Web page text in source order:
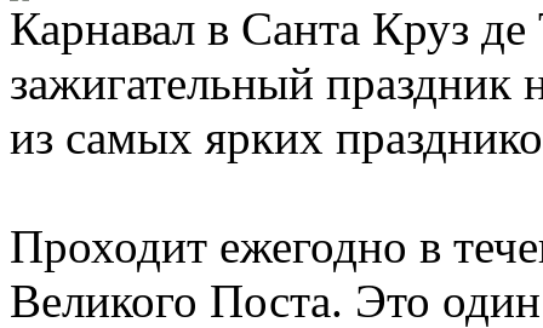
Карнавал в Санта Круз
зажигательный праздник
из самых ярких
Проходит ежегодно в
Великого Поста. Это